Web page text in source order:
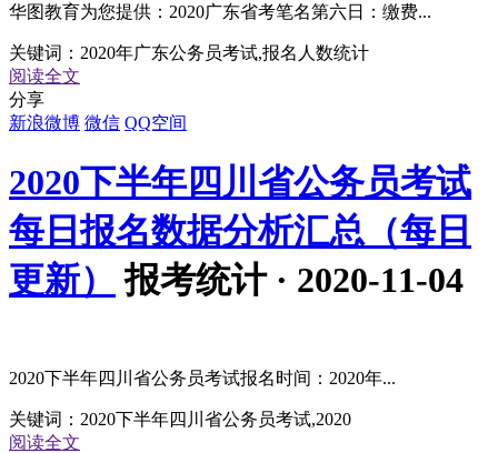
华图教育为您提供：2020广东省考笔名第六日：缴费...
关键词： 2020年广东公务员考试,报名人数统计
阅读全文
分享
新浪微博 微信 QQ空间
2020下半年四川省公务员考试
每日报名数据分析汇总（每日
更新）
报考统计 · 2020-11-04
2020下半年四川省公务员考试报名时间：2020年...
关键词： 2020下半年四川省公务员考试,2020
阅读全文